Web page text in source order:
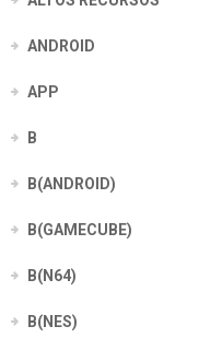
ANDROID
APP
B
B(ANDROID)
B(GAMECUBE)
B(N64)
B(NES)